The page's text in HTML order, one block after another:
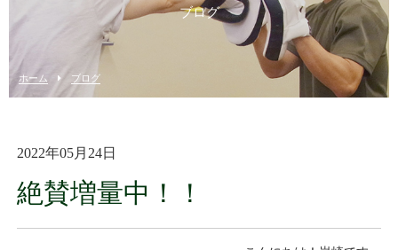
ブログ
ホーム ブログ
2022年05月24日
絶賛増量中！！